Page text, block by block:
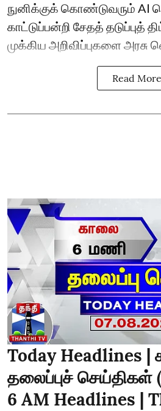
நுனிக்குக் கொண்டுவரும் AI
காட்டுப்பன்றி சேதத் தடுப்புத்
முக்கிய அறிவிப்புகளை அரசு
Read More
Today Headlines
தலைப்புச் செய்திகள்
6 AM Headlines |